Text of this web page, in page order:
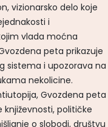
vizionarsko delo koje
i
vlada moćna
peta prikazuje
sistema i upozorava na
nekolicine.
Gvozdena peta
književnosti, političke
o slobodi, društvu